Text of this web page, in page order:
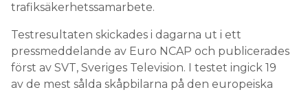
trafiksäkerhetssamarbete.
Testresultaten skickades i dagarna ut i ett
pressmeddelande av Euro NCAP och publicerades
först av SVT, Sveriges Television. I testet ingick 19
av de mest sålda skåpbilarna på den europeiska